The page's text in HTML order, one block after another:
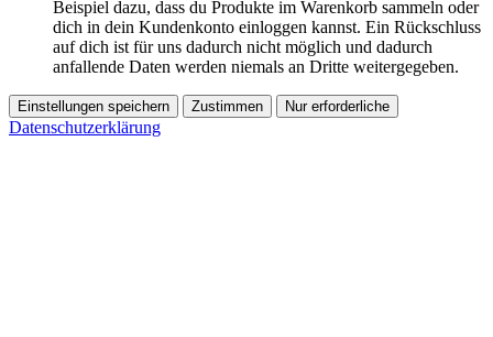
Beispiel dazu, dass du Produkte im Warenkorb sammeln oder
dich in dein Kundenkonto einloggen kannst. Ein Rückschluss
auf dich ist für uns dadurch nicht möglich und dadurch
anfallende Daten werden niemals an Dritte weitergegeben.
Einstellungen speichern Zustimmen Nur erforderliche
Datenschutzerklärung